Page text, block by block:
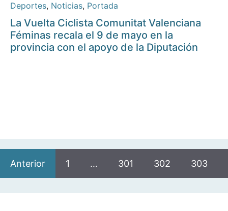
Deportes, Noticias, Portada
La Vuelta Ciclista Comunitat Valenciana
Féminas recala el 9 de mayo en la
provincia con el apoyo de la Diputación
Anterior 1 … 301 302 303